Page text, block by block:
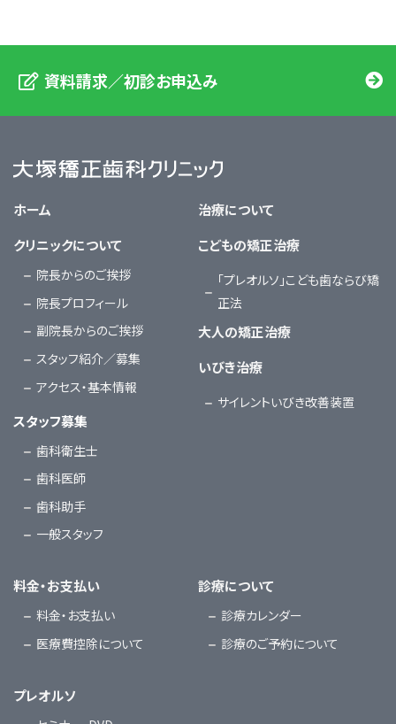
資料請求／初診お申込み
ホーム
クリニックについて
院長からのご挨拶
院長プロフィール
副院長からのご挨拶
スタッフ紹介／募集
アクセス・基本情報
スタッフ募集
歯科衛生士
歯科医師
歯科助手
一般スタッフ
治療について
こどもの矯正治療
「プレオルソ」こども歯ならび矯
正法
大人の矯正治療
いびき治療
サイレントいびき改善装置
料金・お支払い
料金・お支払い
医療費控除について
診療について
診療カレンダー
診療のご予約について
プレオルソ